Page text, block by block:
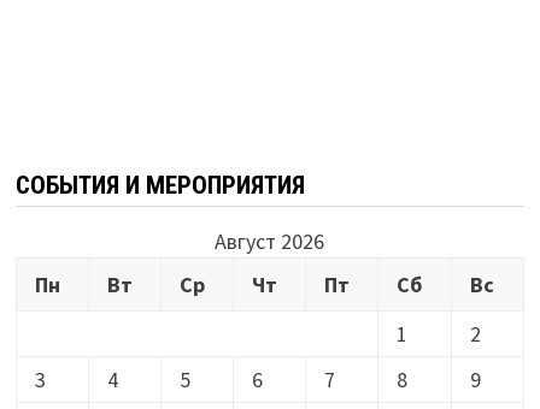
СОБЫТИЯ И МЕРОПРИЯТИЯ
Август 2026
Пн
Вт Ср Чт Пт Сб
Вс
1
2
3
4 5 6 7 8
9